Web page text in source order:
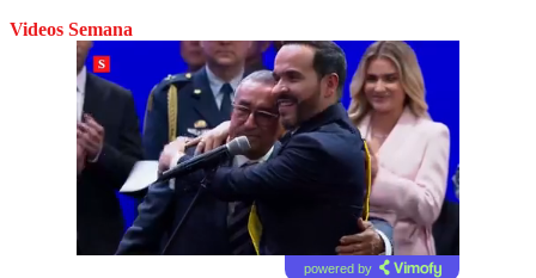
Videos Semana
powered by